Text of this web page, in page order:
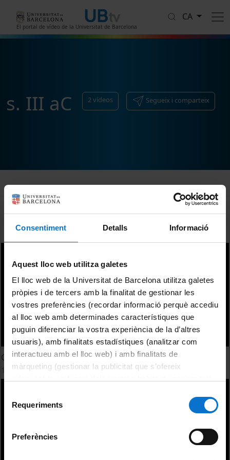
Consentiment Detalls Informació
Aquest lloc web utilitza galetes
El lloc web de la Universitat de Barcelona utilitza galetes
pròpies i de tercers amb la finalitat de gestionar les
vostres preferències (recordar informació perquè accediu
al lloc web amb determinades característiques que
puguin diferenciar la vostra experiència de la d’altres
usuaris), amb finalitats estadístiques (analitzar com
interactueu amb el lloc web) i amb finalitats de
màrqueting (gestionar la publicitat que s’ofereix
consultar laPolítica de galetes del lloc web de la
Requeriments
Preferències
El portal de vídeo de la Universitat de Barcelona
CA
s. III aC 2 vídeos Segueix i comparteix
Ordenar
Campamento romano de Escipión
1 febrer, 2010